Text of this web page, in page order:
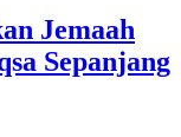
Jemaah
Sepanjang